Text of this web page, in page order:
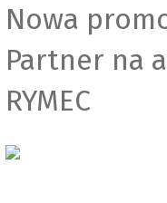
Nowa
Partner na
RYMEC